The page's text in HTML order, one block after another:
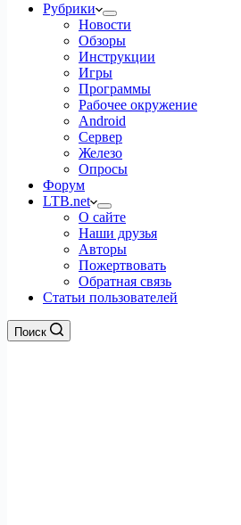
Рубрики
Новости
Обзоры
Инструкции
Игры
Программы
Рабочее окружение
Android
Сервер
Железо
Опросы
Форум
LTB.net
О сайте
Наши друзья
Авторы
Пожертвовать
Обратная связь
Статьи пользователей
Поиск